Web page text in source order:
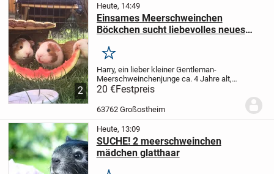
2
Heute, 14:49
Einsames Meerschweinchen
Böckchen sucht liebevolles neues
Merken
Harry, ein lieber kleiner Gentleman-
Meerschweinchenjunge ca. 4 Jahre alt,
hat leider zwei Buddys innerhalb kurzer
Zeit verloren und ist jetzt sehr einsam. Wir
wünschen uns ganz dringend eine...
20 €Festpreis
63762 Großostheim
Heute, 13:09
SUCHE! 2 meerschweinchen
mädchen glatthaar